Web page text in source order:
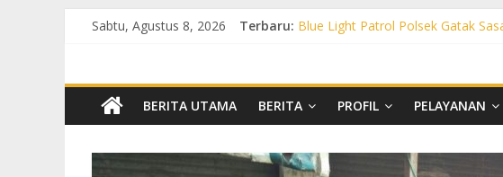
Sabtu, Agustus 8, 2026 Terbaru: Blue Light Patrol Polsek Gatak
Patroli Blue Light Polsek Nguter
Blue Light Patrol Polsek
BERITA UTAMA BERITA PROFIL PELAYANAN